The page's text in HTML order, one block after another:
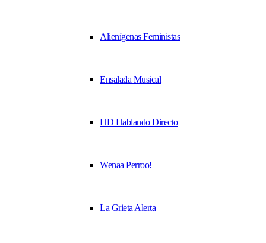
Alienígenas Feministas
Ensalada Musical
HD Hablando Directo
Wenaa Perroo!
La Grieta Alerta